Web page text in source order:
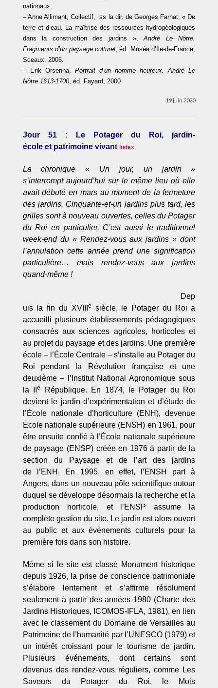
nationaux,
– Anne Allimant, Collectif, ss la dir. de Georges Farhat, « De
terre et d’eau. La maîtrise des ressources hydrogéologiques
dans la construction des jardins »,André Le Nôtre.
Fragments d’un paysage culturel, éd. Musée d’Ile-de-France,
Sceaux, 2006.
– Erik Orsenna, Portrait d’un homme heureux. André Le
Nôtre 1613-1700, éd. Fayard, 2000
19 juin 2020
Jour 51 : Le Potager du Roi, jardin-
école et patrimoine vivant Index
La chronique « Un jour, un jardin »
s’interrompt aujourd’hui sur le même lieu où elle
avait débuté en mars au moment de la fermeture
des jardins. Cinquante-et-un jardins plus tard, les
grilles sont à nouveau ouvertes, celles du Potager
du Roi en particulier. C’est aussi le traditionnel
week-end du « Rendez-vous aux jardins » dont
l’annulation cette année prend une signification
particulière… mais rendez-vous aux jardins
quand-même !
Dep
uis la fin du XVIII
e
siècle, le Potager du Roi a
accueilli plusieurs établissements pédagogiques
consacrés aux sciences agricoles, horticoles et
au projet du paysage et des jardins. Une première
école – l’École Centrale – s’installe au Potager du
Roi pendant la Révolution française et une
deuxième – l’Institut National Agronomique sous
la IIe
République. En 1874, le Potager du Roi
devient le jardin d’expérimentation et d’étude de
l’École nationale d’horticulture (ENH), devenue
École nationale supérieure (ENSH) en 1961, pour
être ensuite confié à l’École nationale supérieure
de paysage (ENSP) créée en 1976 à partir de la
section du Paysage et de l’art des jardins
de l’ENH. En 1995, en effet, l’ENSH part à
Angers, dans un nouveau pôle scientifique autour
duquel se développe désormais la recherche et la
production horticole, et l’ENSP assume la
complète gestion du site. Le jardin est alors ouvert
au public et aux évènements culturels pour la
première fois dans son histoire.
Même si le site est classé Monument historique
depuis 1926, la prise de conscience patrimoniale
s’élabore lentement et s’affirme résolument
seulement à partir des années 1980 (Charte des
Jardins Historiques, ICOMOS-IFLA, 1981), en lien
avec le classement du Domaine de Versailles au
Patrimoine de l’humanité par l’UNESCO (1979) et
un intérêt croissant pour le tourisme de jardin.
Plusieurs événements, dont certains sont
devenus des rendez-vous réguliers, comme Les
Saveurs du Potager du Roi, le Mois